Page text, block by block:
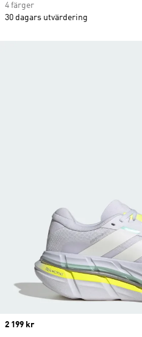
4 färger
30 dagars utvärdering
Price
2 199 kr